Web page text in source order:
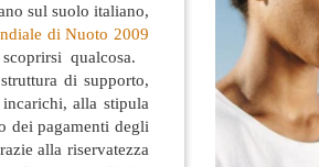
sul suolo italiano,
di Nuoto 2009
qualcosa.
di supporto,
alla stipula
dei pagamenti degli
alla riservatezza